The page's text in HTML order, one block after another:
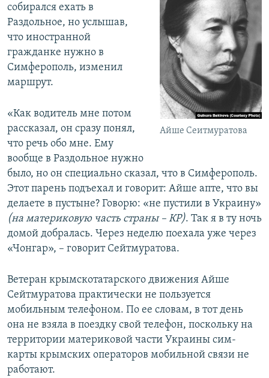
Айше Сеитмуратова
собирался ехать в
Раздольное, но услышав,
что иностранной
гражданке нужно в
Симферополь, изменил
маршрут.
«Как водитель мне потом
рассказал, он сразу понял,
что речь обо мне. Ему
вообще в Раздольное нужно
было, но он специально сказал, что в Симферополь.
Этот парень подъехал и говорит: Айше апте, что вы
делаете в пустыне? Говорю: «не пустили в Украину»
(на материковую часть страны – КР). Так я в ту ночь
домой добралась. Через неделю поехала уже через
«Чонгар», – говорит Сейтмуратова.
Ветеран крымскотатарского движения Айше
Сейтмуратова практически не пользуется
мобильным телефоном. По ее словам, в тот день
она не взяла в поездку свой телефон, поскольку на
территории материковой части Украины сим-
карты крымских операторов мобильной связи не
работают.